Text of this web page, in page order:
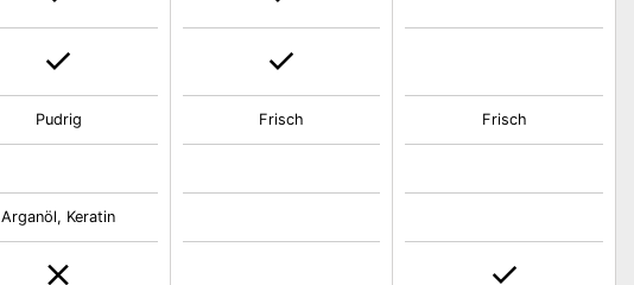
Pudrig
Arganöl, Keratin
Frisch Frisch